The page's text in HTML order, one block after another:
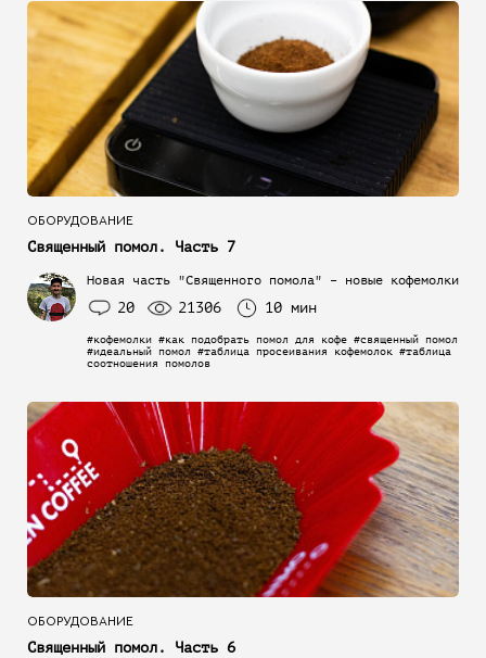
ОБОРУДОВАНИЕ
Священный помол. Часть 7
Новая часть "Священного помола" – новые кофемолки
20 21306 10 мин
#кофемолки #как подобрать помол для кофе #священный помол
#идеальный помол #таблица просеивания кофемолок #таблица
соотношения помолов
ОБОРУДОВАНИЕ
Священный помол. Часть 6